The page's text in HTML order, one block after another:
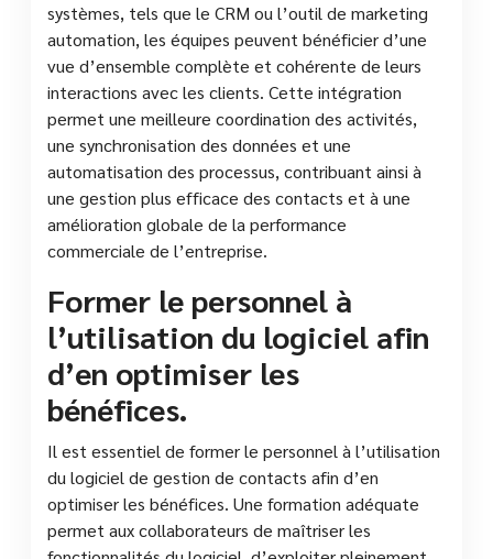
systèmes, tels que le CRM ou l’outil de marketing
automation, les équipes peuvent bénéficier d’une
vue d’ensemble complète et cohérente de leurs
interactions avec les clients. Cette intégration
permet une meilleure coordination des activités,
une synchronisation des données et une
automatisation des processus, contribuant ainsi à
une gestion plus efficace des contacts et à une
amélioration globale de la performance
commerciale de l’entreprise.
Former le personnel à
l’utilisation du logiciel afin
d’en optimiser les
bénéfices.
Il est essentiel de former le personnel à l’utilisation
du logiciel de gestion de contacts afin d’en
optimiser les bénéfices. Une formation adéquate
permet aux collaborateurs de maîtriser les